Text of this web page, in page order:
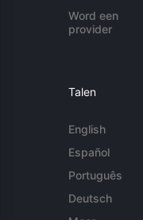
Word een
provider
Talen
English
Español
Português
Deutsch